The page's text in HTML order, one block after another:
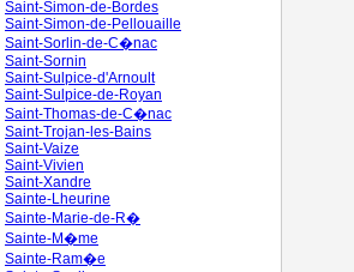
Saint-Simon-de-Bordes
Saint-Simon-de-Pellouaille
Saint-Sorlin-de-C�nac
Saint-Sornin
Saint-Sulpice-d'Arnoult
Saint-Sulpice-de-Royan
Saint-Thomas-de-C�nac
Saint-Trojan-les-Bains
Saint-Vaize
Saint-Vivien
Saint-Xandre
Sainte-Lheurine
Sainte-Marie-de-R�
Sainte-M�me
Sainte-Ram�e